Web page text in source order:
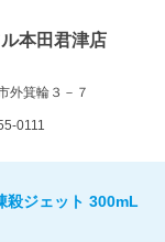
本田君津店
外箕輪３－７
0111
殺ジェット 300mL